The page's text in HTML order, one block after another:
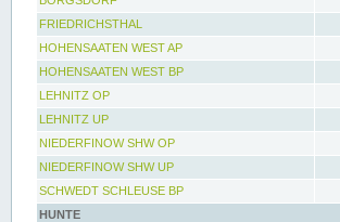
FRIEDRICHSTHAL
HOHENSAATEN WEST AP
HOHENSAATEN WEST BP
LEHNITZ OP
LEHNITZ UP
NIEDERFINOW SHW OP
NIEDERFINOW SHW UP
SCHWEDT SCHLEUSE BP
HUNTE